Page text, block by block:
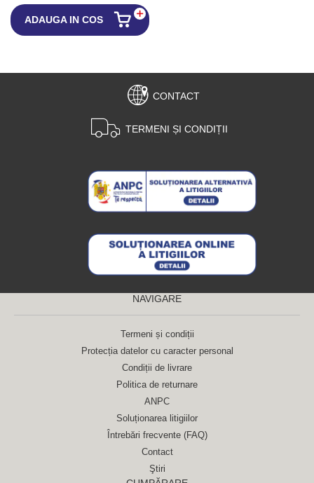
ADAUGA IN COS
CONTACT
TERMENI ȘI CONDIȚII
NAVIGARE
Termeni și condiții
Protecția datelor cu caracter personal
Condiții de livrare
Politica de returnare
ANPC
Soluționarea litigiilor
Întrebări frecvente (FAQ)
Contact
Ştiri